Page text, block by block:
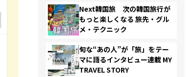
Next韓国旅 次の韓国旅行が
もっと楽しくなる 旅先・グル
メ・テクニック
旬な“あの人”が「旅」をテー
マに語るインタビュー連載 MY
TRAVEL STORY